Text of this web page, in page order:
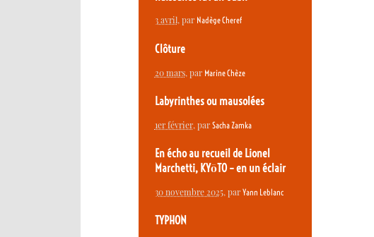
3 avril, par Nadège Cheref
Clôture
20 mars, par Marine Chèze
Labyrinthes ou mausolées
1er février, par Sacha Zamka
En écho au recueil de Lionel
Marchetti, KYōTO – en un éclair
30 novembre 2025, par Yann Leblanc
TYPHON